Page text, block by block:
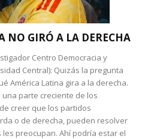
NO GIRÓ A LA DERECHA
Centro Democracia y
Central): Quizás la pregunta
América Latina gira a la derecha.
parte creciente de los
creer que los partidos
o de derecha, pueden resolver
preocupan. Ahí podría estar el